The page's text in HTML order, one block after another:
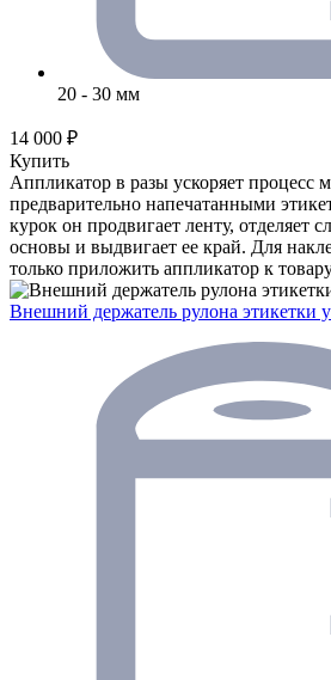
20 - 30 мм
14 000 ₽
Купить
Аппликатор в разы ускоряет процесс
предварительно напечатанными
курок он продвигает ленту, отделяет
основы и выдвигает ее край. Для
только приложить аппликатор к
Внешний держатель рулона этикетки